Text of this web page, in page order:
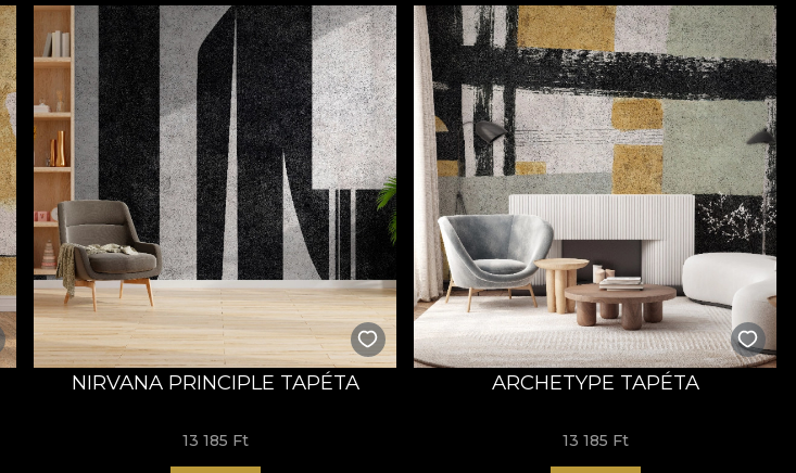
NIRVANA PRINCIPLE TAPÉTA
13 185 Ft
ARCHETYPE TAPÉTA
13 185 Ft